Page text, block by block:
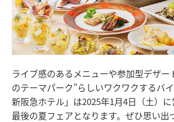
ライブ感のあるメニューや参加型デザー
のテーマパーク”らしいワクワクする
新阪急ホテル」は2025年1月4日（土）
最後の夏フェアとなります。ぜひ思い出